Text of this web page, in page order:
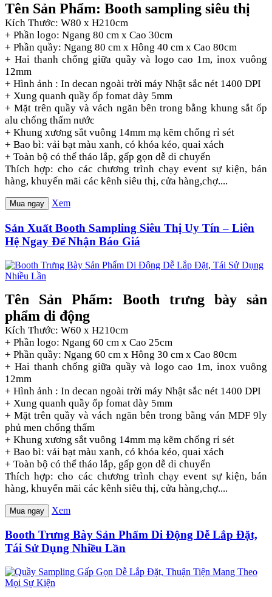
Tên Sản Phẩm: Booth sampling siêu thị
Kích Thước: W80 x H210cm
+ Phần logo: Ngang 80 cm x Cao 30cm
+ Phần quầy: Ngang 80 cm x Hông 40 cm x Cao 80cm
+ Hai thanh chống giữa quầy và logo cao 1m, inox vuông
12mm
+ Hình ảnh : In decan ngoài trời máy Nhật sắc nét 1400 DPI
+ Xung quanh quầy ốp fomat dày 5mm
+ Mặt trên quầy và vách ngăn bên trong bằng khung sắt ốp
alu chống thấm nước
+ Khung xương sắt vuông 14mm mạ kẽm chống rỉ sét
+ Bao bì: vải bạt màu xanh, có khóa kéo, quai xách
+ Toàn bộ có thể tháo lắp, gấp gọn dễ di chuyển
Thích hợp: cho các chương trình chạy event sự kiện, bán
hàng, khuyến mãi các kênh siêu thị, cửa hàng,chợ....
Mua ngay Xem
Sản Xuất Booth Sampling Siêu Thị Uy Tín – Liên
Hệ Ngay Để Nhận Báo Giá
Tên Sản Phẩm: Booth trưng bày sản
phẩm di động
Kích Thước: W60 x H210cm
+ Phần logo: Ngang 60 cm x Cao 25cm
+ Phần quầy: Ngang 60 cm x Hông 30 cm x Cao 80cm
+ Hai thanh chống giữa quầy và logo cao 1m, inox vuông
12mm
+ Hình ảnh : In decan ngoài trời máy Nhật sắc nét 1400 DPI
+ Xung quanh quầy ốp fomat dày 5mm
+ Mặt trên quầy và vách ngăn bên trong bằng ván MDF 9ly
phủ men chống thấm
+ Khung xương sắt vuông 14mm mạ kẽm chống rỉ sét
+ Bao bì: vải bạt màu xanh, có khóa kéo, quai xách
+ Toàn bộ có thể tháo lắp, gấp gọn dễ di chuyển
Thích hợp: cho các chương trình chạy event sự kiện, bán
hàng, khuyến mãi các kênh siêu thị, cửa hàng,chợ....
Mua ngay Xem
Booth Trưng Bày Sản Phẩm Di Động Dễ Lắp Đặt,
Tái Sử Dụng Nhiều Lần